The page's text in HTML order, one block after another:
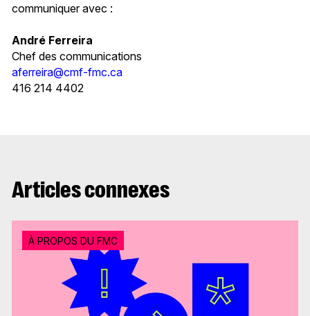
communiquer avec :
André Ferreira
Chef des communications
aferreira@cmf-fmc.ca
416 214 4402
Articles connexes
À PROPOS DU FMC